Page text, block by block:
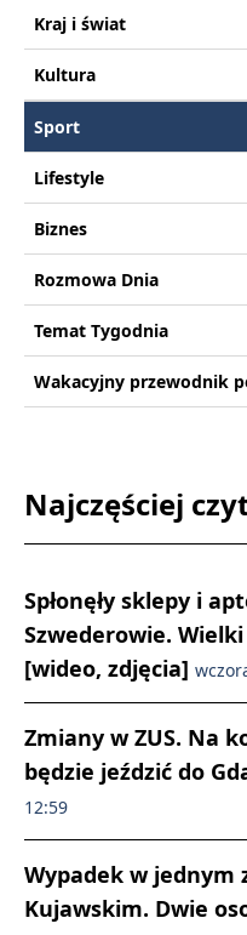
Kraj i świat
Kultura
Sport
Lifestyle
Biznes
Rozmowa Dnia
Temat Tygodnia
Wakacyjny przewodnik
Najczęściej
Spłonęły sklepy i
Szwederowie.
[wideo, zdjęcia]
Zmiany w ZUS. Na
będzie jeździć do
12:59
Wypadek w jednym
Kujawskim. Dwie